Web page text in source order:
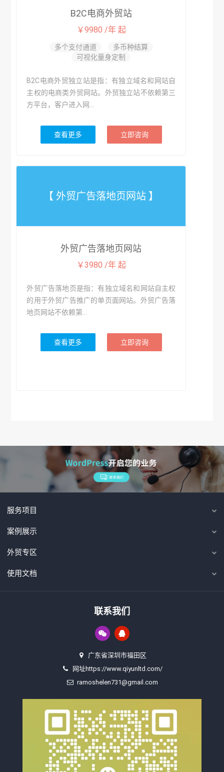
B2C电商外贸站
￥9980 /年 起
多个支付通道
多币种结算
可视化量身定制
B2C电商外贸独立站是指：有独立域名和网站自
主权的电商类外贸网站。外贸独立站不依赖第三
方平台，客户进入网...
查看更多 立即咨询
【 外贸广告落地页网站 】
外贸广告落地页网站
￥3980 /年 起
外贸广告落地页是指：有独立域名和网站自主权
的用于外贸广告推广的单页面网站。外贸广告落
地页网站不依赖第...
查看更多 立即咨询
服务项目
案例展示
外贸专区
使用文档
联系我们
广东省深圳市福田区
网址https://www.qiyunltd.com/
ramoshelen731@gmail.com